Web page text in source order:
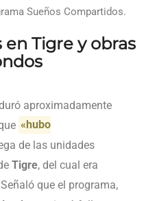
Sueños Compartidos.
Tigre y obras
aproximadamente
«hubo
de las unidades
Tigre, del cual era
que el programa,